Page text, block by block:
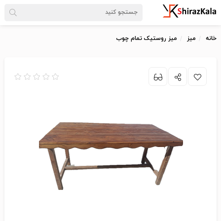
خانه میز میز روستیک تمام چوب